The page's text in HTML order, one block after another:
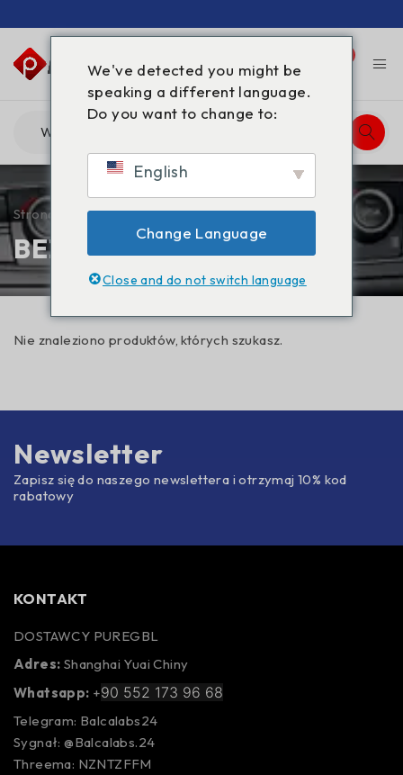
BEZPIECZNA PŁATNOŚĆ
Strona główna / BEZPIECZNA PŁATNOŚĆ
Nie znaleziono produktów, których szukasz.
Newsletter
Zapisz się do naszego newslettera i otrzymaj 10% kod
rabatowy
KONTAKT
DOSTAWCY PUREGBL
Adres: Shanghai Yuai Chiny
Whatsapp: +90 552 173 96 68
Telegram: Balcalabs24
Sygnał: @Balcalabs.24
Threema: NZNTZFFM
We've detected you might be
speaking a different language.
Do you want to change to:
English
Change Language
Close and do not switch language